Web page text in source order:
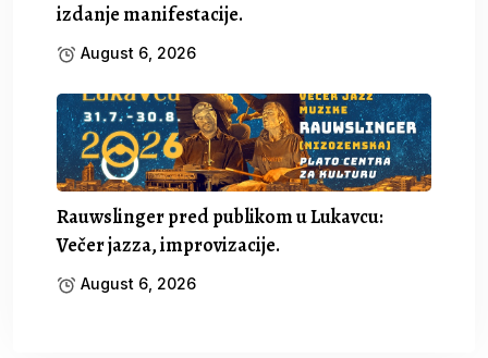
izdanje manifestacije.
August 6, 2026
Rauwslinger pred publikom u Lukavcu:
Večer jazza, improvizacije.
August 6, 2026